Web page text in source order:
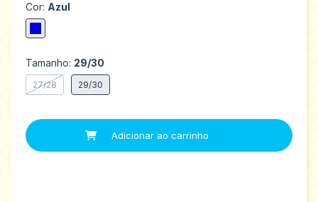
Cor: Azul
Tamanho: 29/30
27/28 29/30